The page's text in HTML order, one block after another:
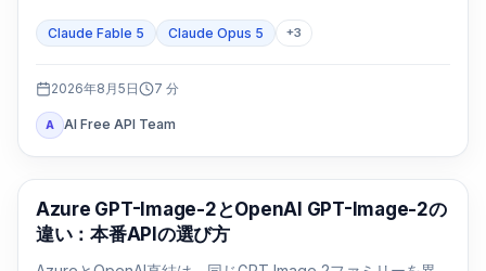
Claude Fable 5 Claude Opus 5 +3
2026年8月5日 7 分
A AI Free API Team
AI画像生成
Azure GPT-Image-2とOpenAI GPT-Image-2の
違い：本番APIの選び方